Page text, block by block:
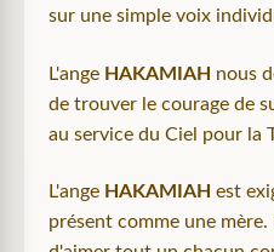
sur une simple voix
L'ange HAKAMIAH nous
de trouver le courage de
au service du Ciel pour la
L'ange HAKAMIAH est
présent comme une